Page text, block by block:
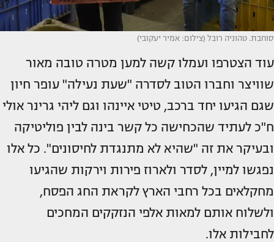
סוחבת. טהוניה רובל (צילום: אמיר יעקובי)
עוד הצטרפו ועמלו קשה למען מטרה טובה מאור
שוויצר וחברו הטוב לסדרה "שעת נעילה" עופר חיון
שגם הגיעו יחד ברכב, טיטי איינהו וגם ליהי גרינר אולי
ח"כ לעתיד שהכחישה כל קשר בינה לבין פוליטיקה
ובעיקר את זה "שהיא לא מתנגדת לחיסונים". כל אלו
נפגשו למיין, לסדר ולארוז פירות וירקות שהגיעו
מחקלאים בכל רחבי הארץ לקראת החג הפסח,
ולשלוח אותם למאות אלפי הנזקקים המחכים
לחבילות אלו.